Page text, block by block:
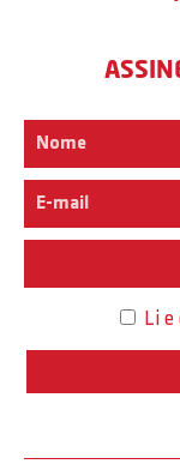
Li e